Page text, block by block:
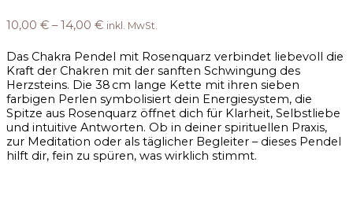
10,00 € –14,00 € inkl. MwSt.
Das Chakra Pendel mit Rosenquarz verbindet liebevoll die
Kraft der Chakren mit der sanften Schwingung des
Herzsteins. Die 38 cm lange Kette mit ihren sieben
farbigen Perlen symbolisiert dein Energiesystem, die
Spitze aus Rosenquarz öffnet dich für Klarheit, Selbstliebe
und intuitive Antworten. Ob in deiner spirituellen Praxis,
zur Meditation oder als täglicher Begleiter – dieses Pendel
hilft dir, fein zu spüren, was wirklich stimmt.